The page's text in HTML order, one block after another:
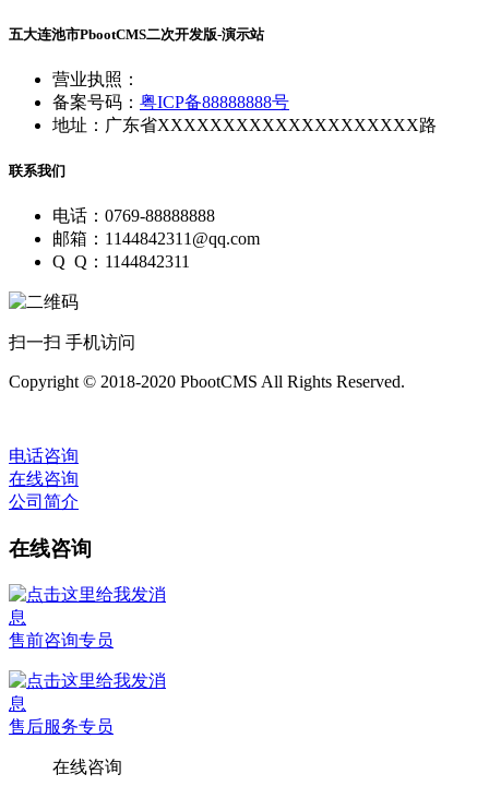
五大连池市PbootCMS二次开发版-演示站
营业执照：
备案号码： 粤ICP备88888888号
地址：广东省XXXXXXXXXXXXXXXXXXXX路
联系我们
电话：0769-88888888
邮箱：1144842311@qq.com
Q Q：1144842311
扫一扫 手机访问
Copyright © 2018-2020 PbootCMS All Rights Reserved.
电话咨询
在线咨询
公司简介
在线咨询
售前咨询专员
售后服务专员
在线咨询